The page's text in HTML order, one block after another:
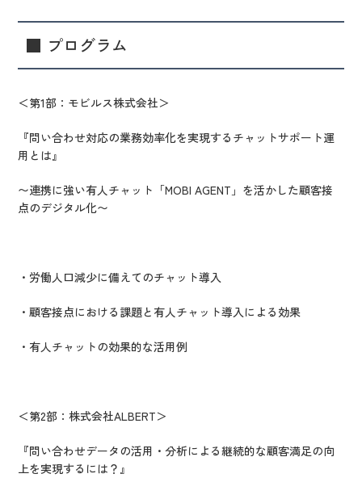
■ プログラム
＜第1部：モビルス株式会社＞
『問い合わせ対応の業務効率化を実現するチャットサポート運
用とは』
〜連携に強い有人チャット「MOBI AGENT」を活かした顧客接
点のデジタル化〜
・労働人口減少に備えてのチャット導入
・顧客接点における課題と有人チャット導入による効果
・有人チャットの効果的な活用例
＜第2部：株式会社ALBERT＞
『問い合わせデータの活用・分析による継続的な顧客満足の向
上を実現するには？』